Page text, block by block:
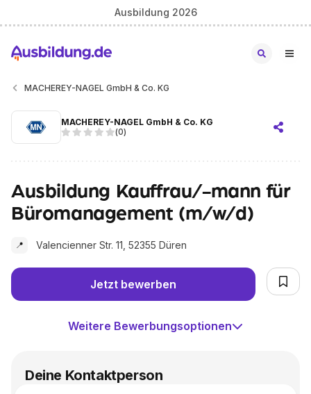
Ausbildung 2026
MACHEREY-NAGEL GmbH & Co. KG
MACHEREY-NAGEL GmbH & Co. KG
(0)
Ausbildung Kauffrau/-mann für
Büromanagement (m/w/d)
📍 Valencienner Str. 11, 52355 Düren
Jetzt bewerben
Weitere Bewerbungsoptionen
Deine Kontaktperson